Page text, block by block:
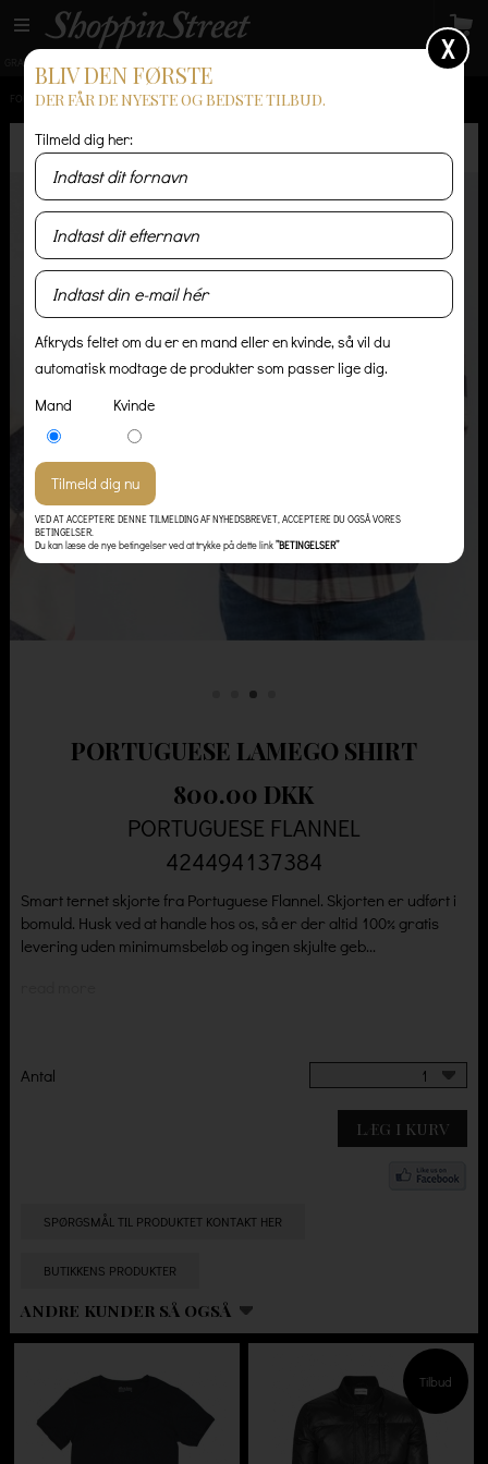
GRATIS LEVERING
FORSIDE / HERRE / SKJORTER / PORTUGUESE LAMEGO SHIRT
PORTUGUESE LAMEGO SHIRT
800.00 DKK
PORTUGUESE FLANNEL
424494137384
Smart ternet skjorte fra Portuguese Flannel. Skjorten er udført i
bomuld. Husk ved at handle hos os, så er der altid 100% gratis
levering uden minimumsbeløb og ingen skjulte geb...
Antal 1
LÆG I KURV
SPØRGSMÅL TIL PRODUKTET KONTAKT HER
BUTIKKENS PRODUKTER
ANDRE KUNDER SÅ OGSÅ
Tilbud
X
BLIV DEN FØRSTE
DER FÅR DE NYESTE OG BEDSTE TILBUD.
Tilmeld dig her:
Afkryds feltet om du er en mand eller en kvinde, så vil du
automatisk modtage de produkter som passer lige dig.
Mand
Kvinde
VED AT ACCEPTERE DENNE TILMELDING AF NYHEDSBREVET, ACCEPTERE DU OGSÅ VORES
BETINGELSER.
Du kan læse de nye betingelser ved at trykke på dette link”BETINGELSER”